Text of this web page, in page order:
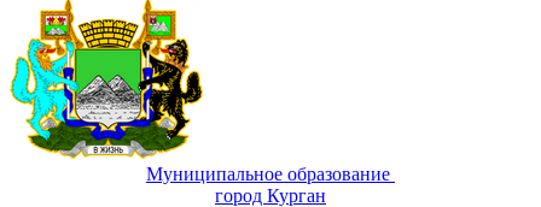
Муниципальное образование
город Курган